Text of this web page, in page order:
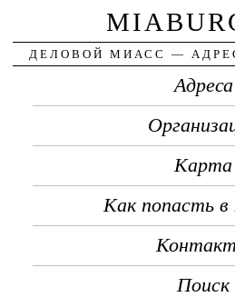
ДЕЛОВОЙ МИАСС —
Адреса
Карта
Как попасть в
Поиск